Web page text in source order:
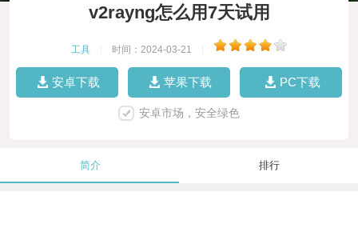
v2rayng怎么用7天试用
工具 时间：2024-03-21
安卓下载 苹果下载 PC下载
安卓市场，安全绿色
简介 排行